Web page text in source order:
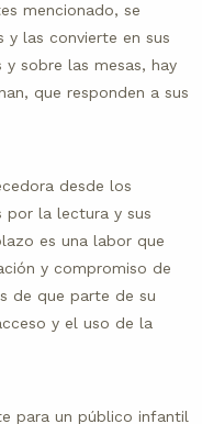
mencionado, se
y las convierte en sus
sobre las mesas, hay
que responden a sus
desde los
por la lectura y sus
es una labor que
y compromiso de
de que parte de su
y el uso de la
para un público infantil